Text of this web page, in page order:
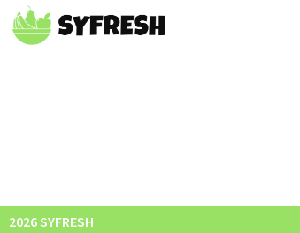
2026 SYFRESH